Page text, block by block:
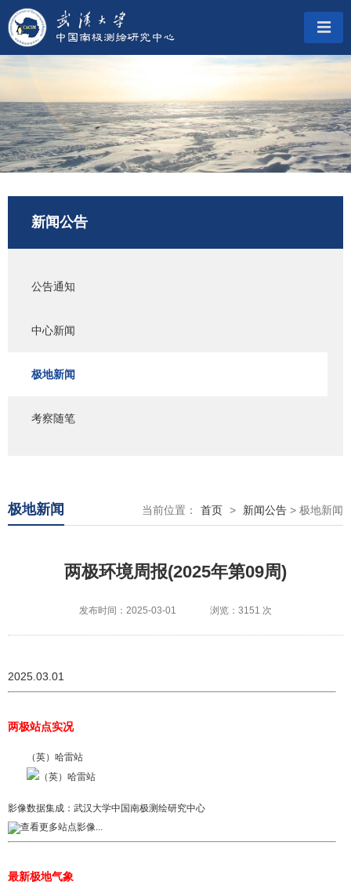
新闻公告
公告通知
中心新闻
极地新闻
考察随笔
极地新闻 当前位置： 首页 > 新闻公告 > 极地新闻
两极环境周报(2025年第09周)
发布时间：2025-03-01 浏览：3151 次
2025.03.01
两极站点实况
（英）哈雷站
影像数据集成： 武汉大学中国南极测绘研究中心
查看更多站点影像...
最新极地气象